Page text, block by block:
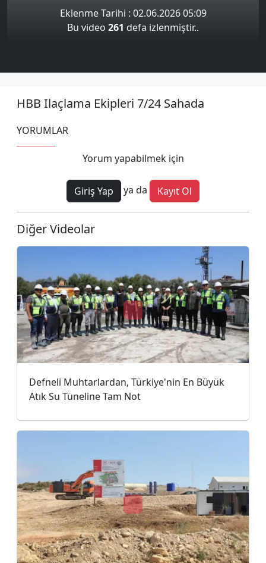
Eklenme Tarihi : 02.06.2026 05:09
Bu video 261 defa izlenmiştir..
HBB Ilaçlama Ekipleri 7/24 Sahada
YORUMLAR
Yorum yapabilmek için
Giriş Yap ya da Kayıt Ol
Diğer Videolar
Defneli Muhtarlardan, Türkiye'nin En Büyük
Atık Su Tüneline Tam Not